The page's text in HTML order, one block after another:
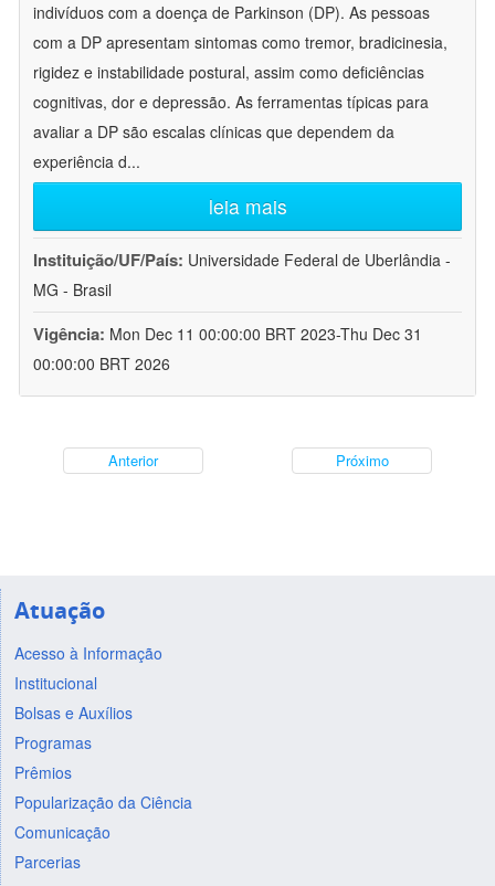
indivíduos com a doença de Parkinson (DP). As pessoas
com a DP apresentam sintomas como tremor, bradicinesia,
rigidez e instabilidade postural, assim como deficiências
cognitivas, dor e depressão. As ferramentas típicas para
avaliar a DP são escalas clínicas que dependem da
experiência d...
leia mais
Instituição/UF/País: Universidade Federal de Uberlândia -
MG - Brasil
Vigência: Mon Dec 11 00:00:00 BRT 2023-Thu Dec 31
00:00:00 BRT 2026
Anterior Próximo
Atuação
Acesso à Informação
Institucional
Bolsas e Auxílios
Programas
Prêmios
Popularização da Ciência
Comunicação
Parcerias